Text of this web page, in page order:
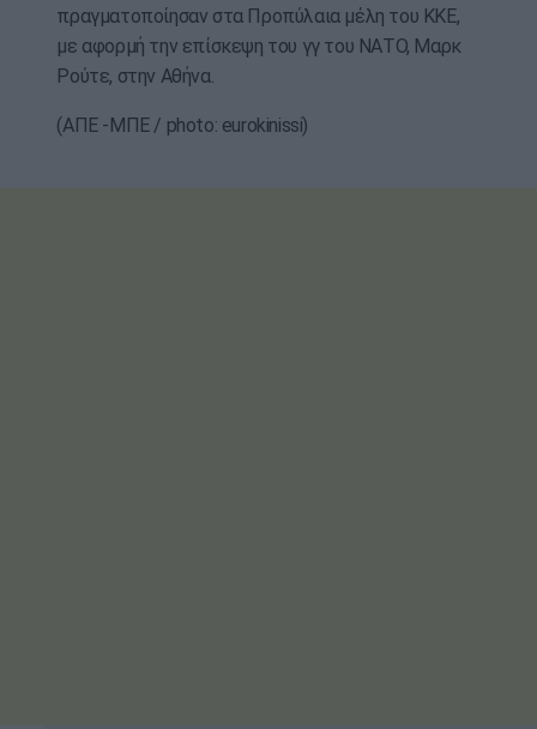
πραγματοποίησαν στα Προπύλαια μέλη του ΚΚΕ,
με αφορμή την επίσκεψη του γγ του ΝΑΤΟ, Μαρκ
Ρούτε, στην Αθήνα.
(ΑΠΕ -ΜΠΕ / photo: eurokinissi)